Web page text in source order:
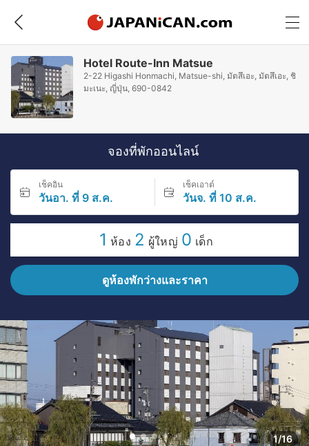
Hotel Route-Inn Matsue
2-22 Higashi Honmachi, Matsue-shi, มัตสึเอะ, มัตสึเอะ, ชิ
มะเนะ, ญี่ปุ่น, 690-0842
จองที่พักออนไลน์
เช็คอิน
วันอา. ที่ 9 ส.ค.
เช็คเอาต์
วันจ. ที่ 10 ส.ค.
1 ห้อง 2 ผู้ใหญ่ 0 เด็ก
ดูห้องพักว่างและราคา
1/16